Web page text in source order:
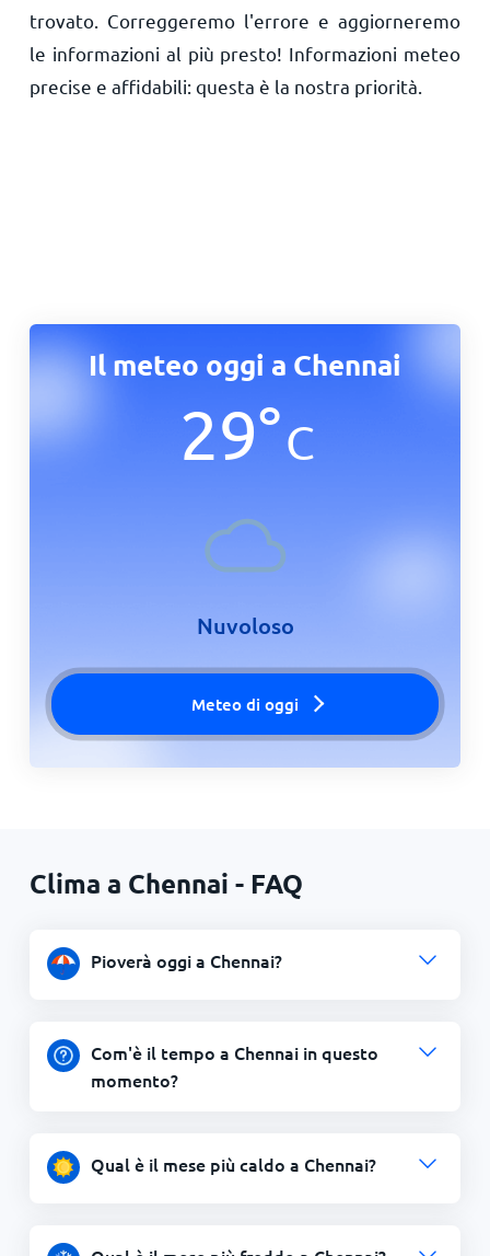
trovato. Correggeremo l'errore e aggiorneremo
le informazioni al più presto! Informazioni meteo
precise e affidabili: questa è la nostra priorità.
Il meteo oggi a Chennai
29°C
Nuvoloso
Meteo di oggi
Clima a Chennai - FAQ
Pioverà oggi a Chennai?
Com'è il tempo a Chennai in questo
momento?
Qual è il mese più caldo a Chennai?